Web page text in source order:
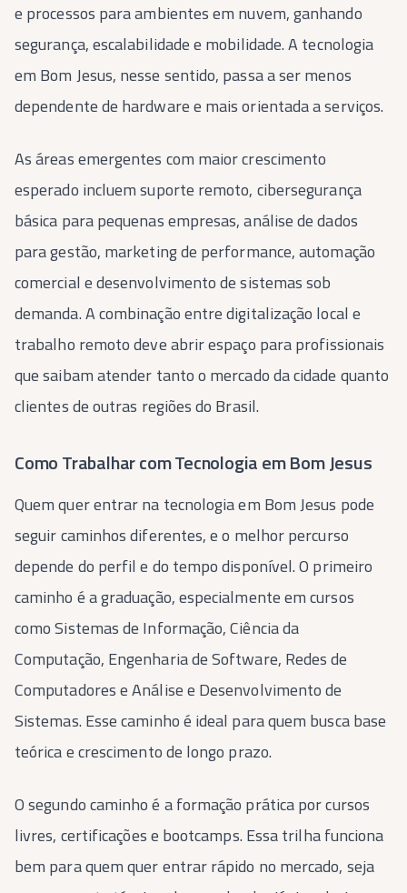
e processos para ambientes em nuvem, ganhando
segurança, escalabilidade e mobilidade. A tecnologia
em Bom Jesus, nesse sentido, passa a ser menos
dependente de hardware e mais orientada a serviços.
As áreas emergentes com maior crescimento
esperado incluem suporte remoto, cibersegurança
básica para pequenas empresas, análise de dados
para gestão, marketing de performance, automação
comercial e desenvolvimento de sistemas sob
demanda. A combinação entre digitalização local e
trabalho remoto deve abrir espaço para profissionais
que saibam atender tanto o mercado da cidade quanto
clientes de outras regiões do Brasil.
Como Trabalhar com Tecnologia em Bom Jesus
Quem quer entrar na tecnologia em Bom Jesus pode
seguir caminhos diferentes, e o melhor percurso
depende do perfil e do tempo disponível. O primeiro
caminho é a graduação, especialmente em cursos
como Sistemas de Informação, Ciência da
Computação, Engenharia de Software, Redes de
Computadores e Análise e Desenvolvimento de
Sistemas. Esse caminho é ideal para quem busca base
teórica e crescimento de longo prazo.
O segundo caminho é a formação prática por cursos
livres, certificações e bootcamps. Essa trilha funciona
bem para quem quer entrar rápido no mercado, seja